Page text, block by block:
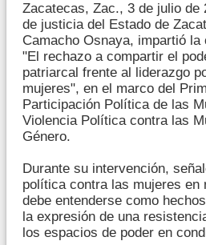
Zacatecas, Zac., 3 de julio de
de justicia del Estado de
Camacho Osnaya, impartió
"El rechazo a compartir el
patriarcal frente al liderazgo
mujeres", en el marco del
Participación Política de las
Violencia Política contra las
Género.
Durante su intervención,
política contra las mujeres en
debe entenderse como
la expresión de una
los espacios de poder en